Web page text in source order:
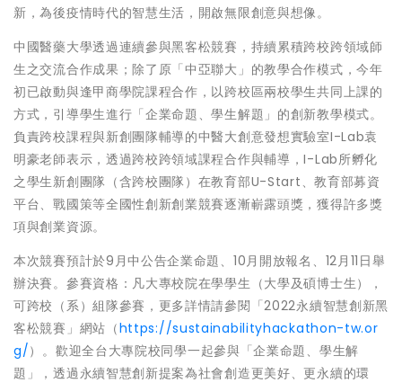
新，為後疫情時代的智慧生活，開啟無限創意與想像。
中國醫藥大學透過連續參與黑客松競賽，持續累積跨校跨領域師
生之交流合作成果；除了原「中亞聯大」的教學合作模式，今年
初已啟動與逢甲商學院課程合作，以跨校區兩校學生共同上課的
方式，引導學生進行「企業命題、學生解題」的創新教學模式。
負責跨校課程與新創團隊輔導的中醫大創意發想實驗室I-Lab袁
明豪老師表示，透過跨校跨領域課程合作與輔導，I-Lab所孵化
之學生新創團隊（含跨校團隊）在教育部U-Start、教育部募資
平台、戰國策等全國性創新創業競賽逐漸嶄露頭獎，獲得許多獎
項與創業資源。
本次競賽預計於9月中公告企業命題、10月開放報名、12月11日舉
辦決賽。參賽資格：凡大專校院在學學生（大學及碩博士生），
可跨校（系）組隊參賽，更多詳情請參閱「2022永續智慧創新黑
客松競賽」網站（https://sustainabilityhackathon-tw.or
g/）。歡迎全台大專院校同學一起參與「企業命題、學生解
題」，透過永續智慧創新提案為社會創造更美好、更永續的環